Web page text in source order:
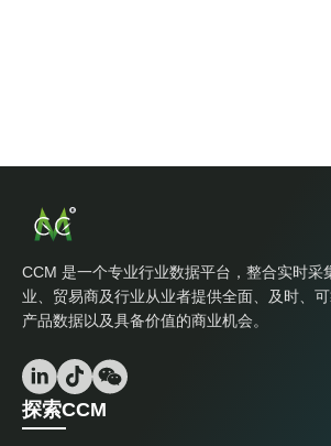
CCM 是一个专业行业数据平台，整合实时采
业、贸易商及行业从业者提供全面、及时、可
产品数据以及具备价值的商业机会。
探索CCM